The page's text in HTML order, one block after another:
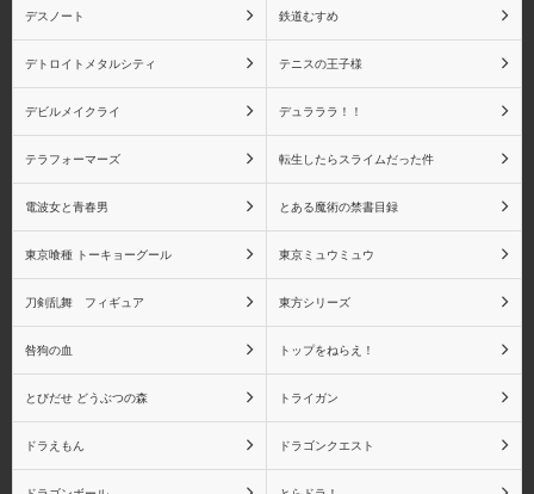
物語シリーズ 阿良々木
火憐
物語シリーズ 羽川翼
物語シリーズ 斧乃木余
接
物語シリーズ キスショ
ットアセロラオリオンハ
ートアンダーブレード
物語シリーズ その他キ
NieR:Automata
デスノート 鉄道むすめ
デトロイトメタルシティ テニスの王子様
デビルメイクライ デュラララ！！
テラフォーマーズ 転生したらスライムだった件
電波女と青春男 とある魔術の禁書目録
東京喰種 トーキョーグール 東京ミュウミュウ
刀剣乱舞 フィギュア 東方シリーズ
咎狗の血 トップをねらえ！
とびだせ どうぶつの森 トライガン
ドラえもん ドラゴンクエスト